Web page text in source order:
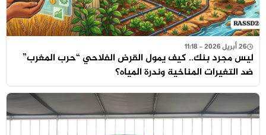
26 أبريل 2026 - 11:18
ليس مجرد بنك.. كيف يمول القرض الفلاحي “حرب المغرب”
ضد التغيرات المناخية وندرة المياه؟